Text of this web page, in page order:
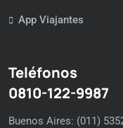
App Viajantes
Teléfonos
0810-122-9987
Buenos Aires: (011)